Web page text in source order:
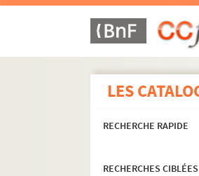
LES
RECHERCHE RAPIDE
RECHERCHES CIBLÉES